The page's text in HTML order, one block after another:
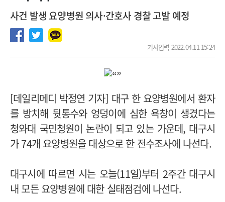
사건 발생 요양병원 의사·간호사 경찰 고발 예정
기사입력 2022.04.11 15:24
[데일리메디 박정연 기자] 대구 한 요양병원에서 환자
를 방치해 뒷통수와 엉덩이에 심한 욕창이 생겼다는
청와대 국민청원이 논란이 되고 있는 가운데, 대구시
가 74개 요양병원을 대상으로 한 전수조사에 나선다.
대구시에 따르면 시는 오늘(11일)부터 2주간 대구시
내 모든 요양병원에 대한 실태점검에 나선다.